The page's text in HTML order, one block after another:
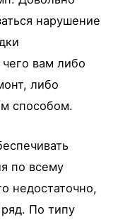
нарушение
вам либо
либо
способом.
по всему
недостаточно,
По типу